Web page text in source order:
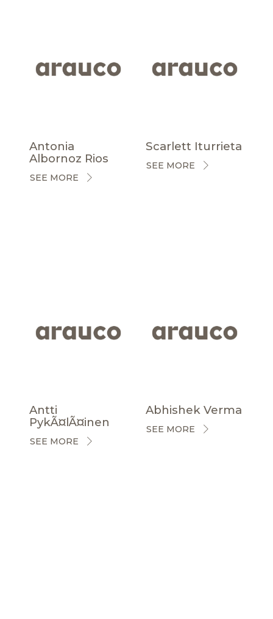
Antonia
Albornoz Rios
SEE MORE
Scarlett Iturrieta
SEE MORE
Antti
PykÃ¤lÃ¤inen
SEE MORE
Abhishek Verma
SEE MORE